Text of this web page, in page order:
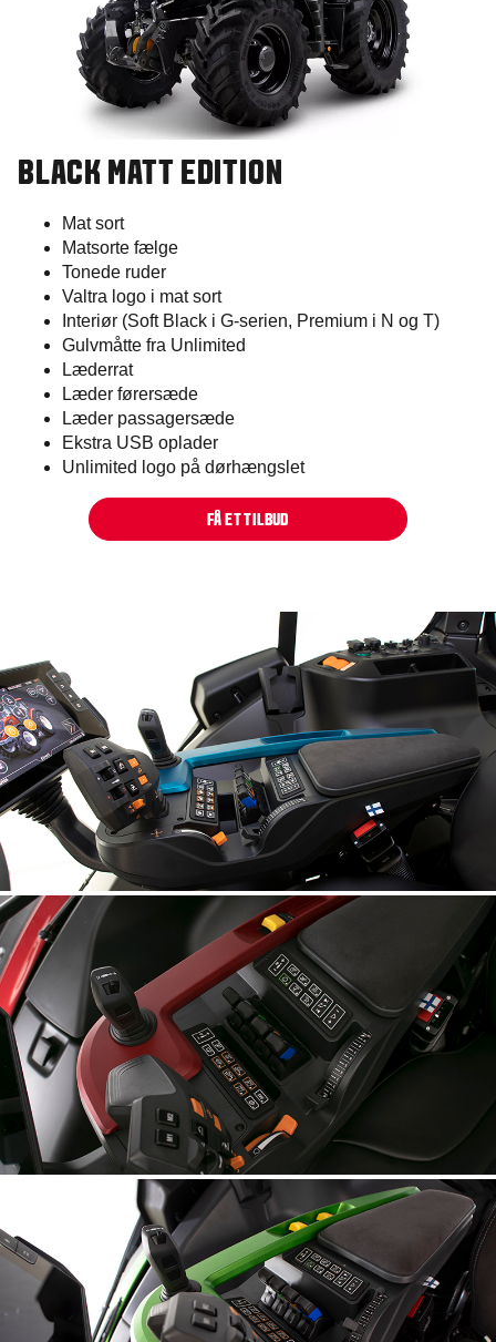
BLACK MATT EDITION​
Mat sort
Matsorte fælge
Tonede ruder
Valtra logo i mat sort
Interiør (Soft Black i G-serien, Premium i N og T)
Gulvmåtte fra Unlimited
Læderrat
Læder førersæde
Læder passagersæde
Ekstra USB oplader
Unlimited logo på dørhængslet
FÅ ET TILBUD